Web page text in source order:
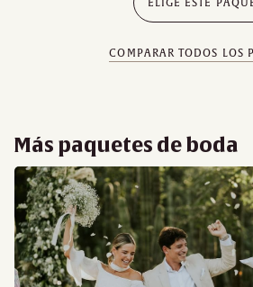
COMPARAR TODOS LOS
Más paquetes de boda